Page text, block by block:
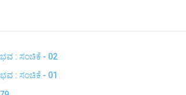
: ಸಂಚಿಕೆ - 02
: ಸಂಚಿಕೆ - 01